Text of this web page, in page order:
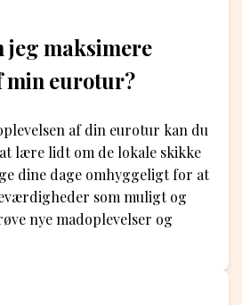
jeg maksimere
min eurotur?
af din eurotur kan du
lære lidt om de lokale skikke
dine dage omhyggeligt for at
som muligt og
nye madoplevelser og